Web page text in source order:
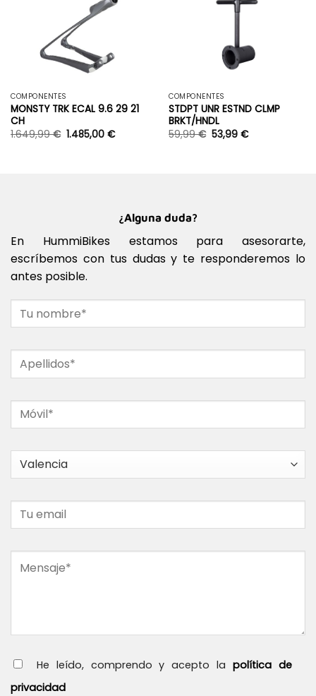
COMPONENTES
MONSTY TRK ECAL 9.6 29 21
CH
1.649,99€ 1.485,00€
COMPONENTES
STDPT UNR ESTND CLMP
BRKT/HNDL
59,99€ 53,99€
¿Alguna duda?
En HummiBikes estamos para asesorarte,
escríbemos con tus dudas y te responderemos lo
antes posible.
He leído, comprendo y acepto lapolítica de
privacidad